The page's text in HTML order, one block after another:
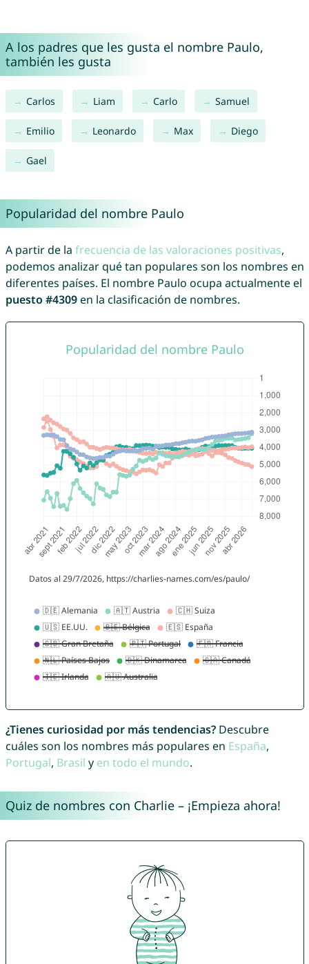
A los padres que les gusta el nombre Paulo,
también les gusta
Carlos Liam Carlo Samuel
Emilio Leonardo Max Diego
Gael
Popularidad del nombre Paulo
A partir de la frecuencia de las valoraciones positivas,
podemos analizar qué tan populares son los nombres en
diferentes países. El nombre Paulo ocupa actualmente el
puesto #4309en la clasificación de nombres.
¿Tienes curiosidad por más tendencias?Descubre
cuáles son los nombres más populares en España,
Portugal, Brasil y en todo el mundo.
Quiz de nombres con Charlie – ¡Empieza ahora!